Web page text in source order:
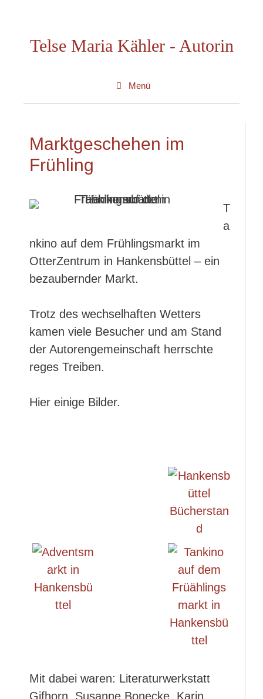
springenTelse Maria Kähler - Autorin
Menü
Marktgeschehen im
Frühling
T
a
nkino auf dem Frühlingsmarkt im
OtterZentrum in Hankensbüttel – ein
bezaubernder Markt.
Trotz des wechselhaften Wetters
kamen viele Besucher und am Stand
der Autorengemeinschaft herrschte
reges Treiben.
Hier einige Bilder.
Mit dabei waren: Literaturwerkstatt
Gifhorn, Susanne Bonecke, Karin